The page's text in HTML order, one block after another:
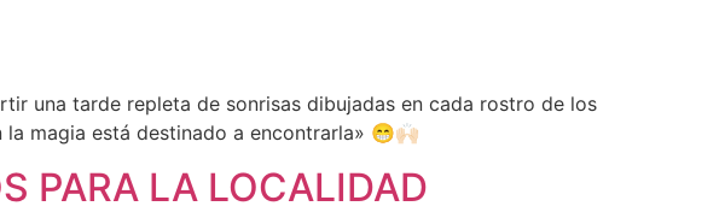
una tarde repleta de sonrisas dibujadas en cada rostro de los
magia está destinado a encontrarla» 😁🙌🏻
PARA LA LOCALIDAD